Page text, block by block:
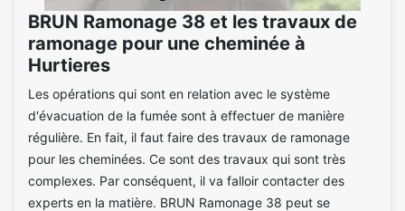
BRUN Ramonage 38 et les travaux de
ramonage pour une cheminée à
Hurtieres
Les opérations qui sont en relation avec le système
d'évacuation de la fumée sont à effectuer de manière
régulière. En fait, il faut faire des travaux de ramonage
pour les cheminées. Ce sont des travaux qui sont très
complexes. Par conséquent, il va falloir contacter des
experts en la matière. BRUN Ramonage 38 peut se